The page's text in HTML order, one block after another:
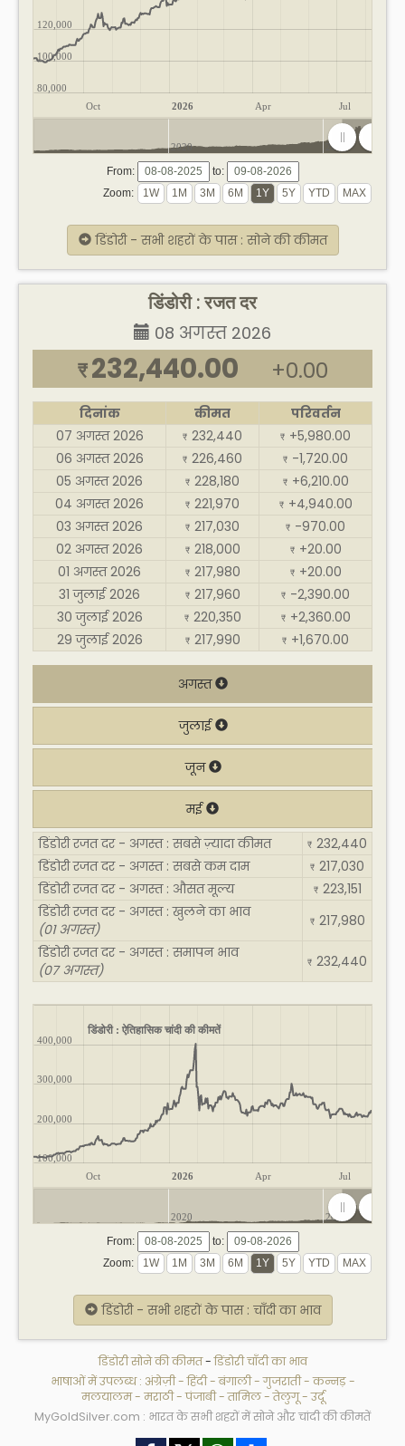
Oct 2026 Apr Jul
80,000
100,000
120,000
2020 2025
From:
to:
Zoom:
डिंडोरी - सभी शहरों के पास : सोने की कीमत
डिंडोरी : रजत दर
08 अगस्त 2026
₹ 232,440.00 +0.00
दिनांक कीमत
परिवर्तन
07 अगस्त 2026
₹ 232,440 ₹ +5,980.00
06 अगस्त 2026
₹ 226,460 ₹ -1,720.00
05 अगस्त 2026
₹ 228,180 ₹ +6,210.00
04 अगस्त 2026
₹ 221,970 ₹ +4,940.00
03 अगस्त 2026
₹ 217,030 ₹ -970.00
02 अगस्त 2026
₹ 218,000 ₹ +20.00
01 अगस्त 2026
₹ 217,980 ₹ +20.00
31 जुलाई 2026
₹ 217,960 ₹ -2,390.00
30 जुलाई 2026
₹ 220,350 ₹ +2,360.00
29 जुलाई 2026
₹ 217,990 ₹ +1,670.00
अगस्त
जुलाई
जून
मई
डिंडोरी रजत दर - अगस्त : सबसे ज़्यादा कीमत
₹ 232,440
डिंडोरी रजत दर - अगस्त : सबसे कम दाम
₹ 217,030
डिंडोरी रजत दर - अगस्त : औसत मूल्य
₹ 223,151
डिंडोरी रजत दर - अगस्त : खुलने का भाव
(01 अगस्त)
₹ 217,980
डिंडोरी रजत दर - अगस्त : समापन भाव
(07 अगस्त)
₹ 232,440
डिंडोरी : ऐतिहासिक चांदी की कीमतें
Oct 2026 Apr Jul
100,000
200,000
300,000
400,000
2020 2025
From:
to:
Zoom:
डिंडोरी - सभी शहरों के पास : चाँदी का भाव
डिंडोरी सोने की कीमत-डिंडोरी चाँदी का भाव
भाषाओं में उपलब्ध : अंग्रेज़ी-हिंदी-बंगाली-गुजराती-कन्नड़-
मलयालम- मराठी-पंजाबी-तामिल-तेलुगू-उर्दू
MyGoldSilver.com : भारत के सभी शहरों में सोने और चांदी की कीमतें